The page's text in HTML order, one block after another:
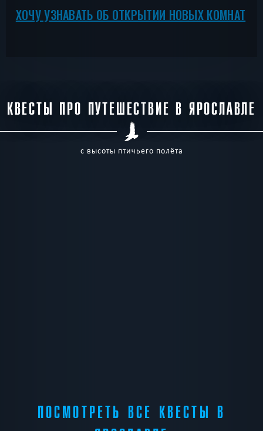
ХОЧУ УЗНАВАТЬ ОБ ОТКРЫТИИ НОВЫХ КОМНАТ
КВЕСТЫ ПРО ПУТЕШЕСТВИЕ В ЯРОСЛАВЛЕ
с высоты птичьего полёта
ПОСМОТРЕТЬ ВСЕ КВЕСТЫ В